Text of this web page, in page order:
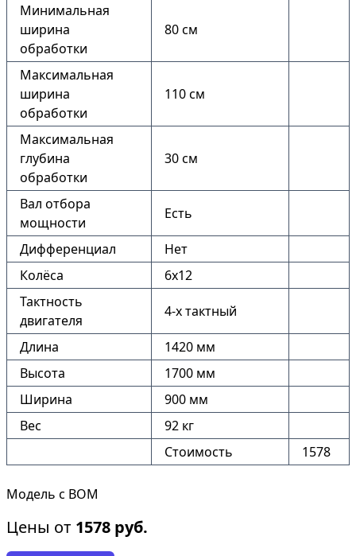
Минимальная
ширина
обработки
80 см
Максимальная
ширина
обработки
110 см
Максимальная
глубина
обработки
30 см
Вал отбора
мощности
Есть
Дифференциал
Нет
Колёса
6х12
Тактность
двигателя
4-х тактный
Длина
1420 мм
Высота
1700 мм
Ширина
900 мм
Вес
92 кг
Стоимость
1578
Модель с ВОМ
Цены от 1578 руб.